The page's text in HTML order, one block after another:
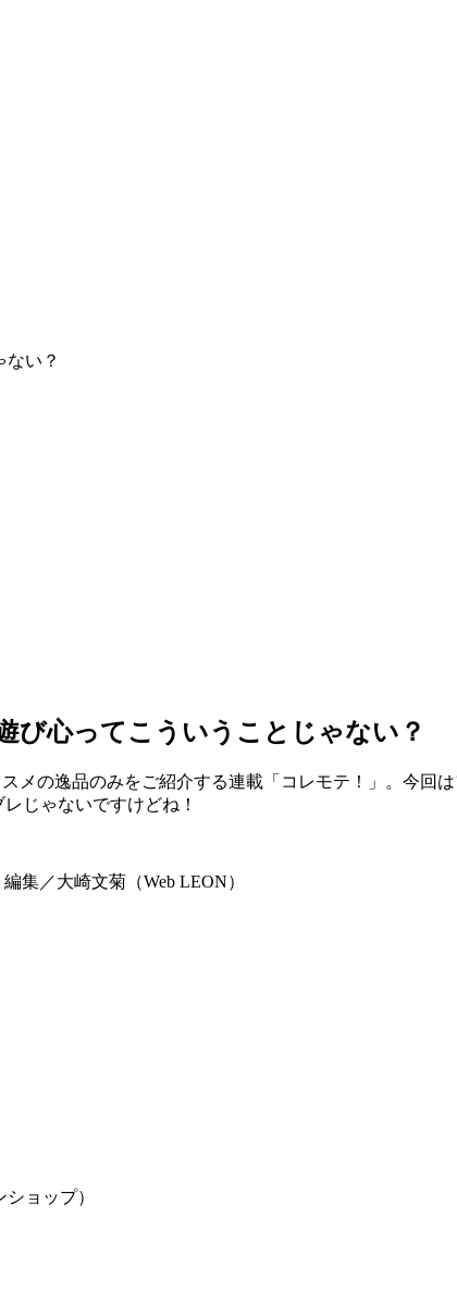
ない？
び心ってこういうことじゃない？
メの逸品のみをご紹介する連載「コレモテ！」。今回
じゃないですけどね！
／大崎文菊（Web LEON）
ョップ）